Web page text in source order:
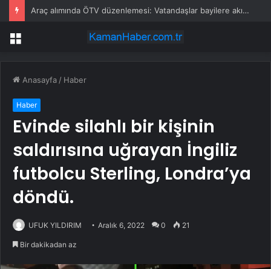
Araç alımında ÖTV düzenlemesi: Vatandaşlar bayilere akın etti
Menü
Anasayfa / Haber
Haber
Evinde silahlı bir kişinin
saldırısına uğrayan İngiliz
futbolcu Sterling, Londra’ya
döndü.
UFUK YILDIRIM Aralık 6, 2022 0 21
Bir dakikadan az